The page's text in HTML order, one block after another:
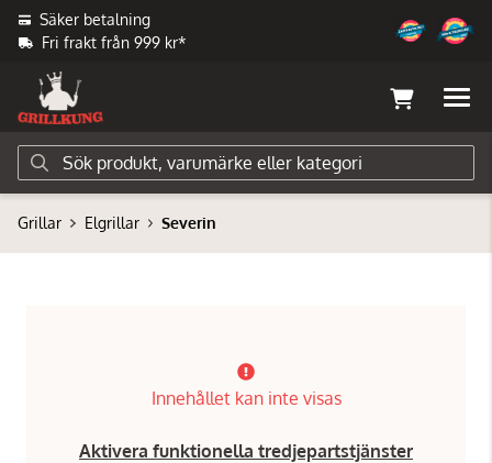
Säker betalning
Fri frakt från 999 kr*
Grillar Elgrillar Severin
Innehållet kan inte visas
Aktivera funktionella tredjepartstjänster